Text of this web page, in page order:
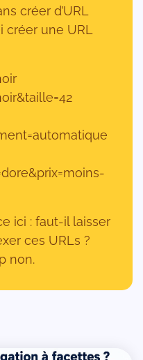
créer d’URL
une URL
ici : faut-il laisser
ces URLs ?
non.